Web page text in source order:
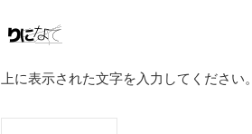
上に表示された文字を入力してください。